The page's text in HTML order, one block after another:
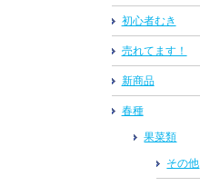
初心者むき
売れてます！
新商品
春種
果菜類
その他